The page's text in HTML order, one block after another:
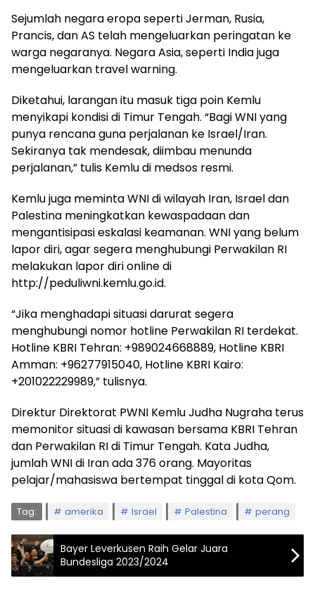
Sejumlah negara eropa seperti Jerman, Rusia,
Prancis, dan AS telah mengeluarkan peringatan ke
warga negaranya. Negara Asia, seperti India juga
mengeluarkan travel warning.
Diketahui, larangan itu masuk tiga poin Kemlu
menyikapi kondisi di Timur Tengah. “Bagi WNI yang
punya rencana guna perjalanan ke Israel/Iran.
Sekiranya tak mendesak, diimbau menunda
perjalanan,” tulis Kemlu di medsos resmi.
Kemlu juga meminta WNI di wilayah Iran, Israel dan
Palestina meningkatkan kewaspadaan dan
mengantisipasi eskalasi keamanan. WNI yang belum
lapor diri, agar segera menghubungi Perwakilan RI
melakukan lapor diri online di
http://peduliwni.kemlu.go.id.
“Jika menghadapi situasi darurat segera
menghubungi nomor hotline Perwakilan RI terdekat.
Hotline KBRI Tehran: +989024668889, Hotline KBRI
Amman: +96277915040, Hotline KBRI Kairo:
+201022229989,” tulisnya.
Direktur Direktorat PWNI Kemlu Judha Nugraha terus
memonitor situasi di kawasan bersama KBRI Tehran
dan Perwakilan RI di Timur Tengah. Kata Judha,
jumlah WNI di Iran ada 376 orang. Mayoritas
pelajar/mahasiswa bertempat tinggal di kota Qom.
Tag: amerika Israel Palestina perang
Bayer Leverkusen Raih Gelar Juara
Bundesliga 2023/2024